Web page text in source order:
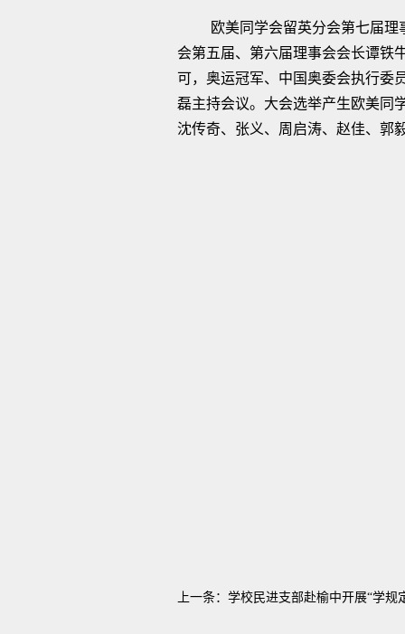
欧美同学会留英分会第七届
会第五届、第六届理事会会长谭铁
可，奥运冠军、中国奥委会执行委
磊主持会议。大会选举产生欧美同
沈传奇、张义、周启涛、赵佳、郭
上一条： 学校民进支部赴榆中开展“学规